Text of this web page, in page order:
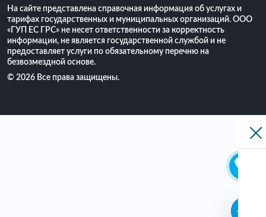
На сайте представлена справочная информация об услугах и
тарифах государственных и муниципальных организаций. ООО
«ГУП ЕС ГРС» не несет ответственности за корректность
информации, не является государственной службой и не
предоставляет услуги по обязательному перечню на
безвозмездной основе.
© 2026 Все права защищены.